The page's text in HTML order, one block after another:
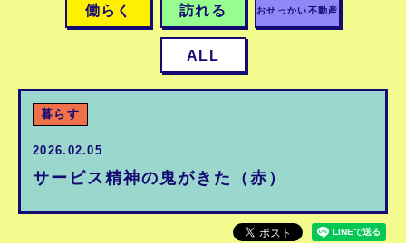
働らく 訪れる おせっかい不動産
ALL
暮らす
2026.02.05
サービス精神の鬼がきた（赤）